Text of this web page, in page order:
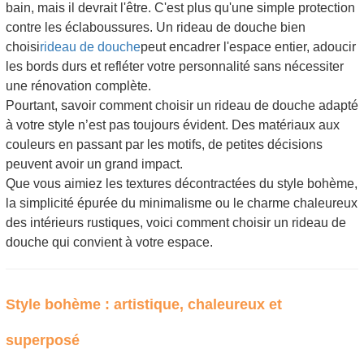
bain, mais il devrait l'être. C'est plus qu'une simple protection
contre les éclaboussures. Un rideau de douche bien
choisirideau de douchepeut encadrer l'espace entier, adoucir
les bords durs et refléter votre personnalité sans nécessiter
une rénovation complète.
Pourtant, savoir comment choisir un rideau de douche adapté
à votre style n’est pas toujours évident. Des matériaux aux
couleurs en passant par les motifs, de petites décisions
peuvent avoir un grand impact.
Que vous aimiez les textures décontractées du style bohème,
la simplicité épurée du minimalisme ou le charme chaleureux
des intérieurs rustiques, voici comment choisir un rideau de
douche qui convient à votre espace.
Style bohème : artistique, chaleureux et
superposé